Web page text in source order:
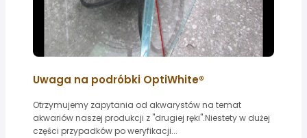
Uwaga na podróbki OptiWhite®
Otrzymujemy zapytania od akwarystów na temat
akwariów naszej produkcji z "drugiej ręki".Niestety w dużej
części przypadków po weryfikacji...